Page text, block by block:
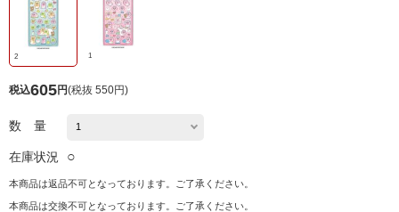
2 1
税込605円(税抜 550円)
数 量
在庫状況 ○
本商品は返品不可となっております。ご了承ください。
本商品は交換不可となっております。ご了承ください。